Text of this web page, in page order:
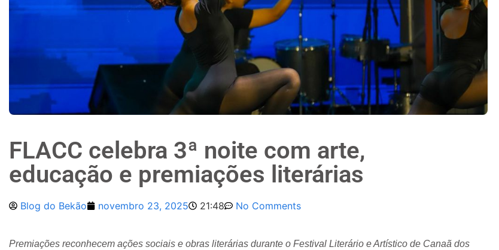
FLACC celebra 3ª noite com arte,
educação e premiações literárias
Blog do Bekão novembro 23, 2025 21:48 No Comments
Premiações reconhecem ações sociais e obras literárias durante o Festival Literário e Artístico de Canaã dos